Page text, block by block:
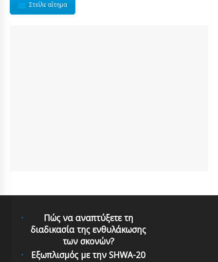
Στείλε αίτημα
Πώς να αναπτύξετε τη
διαδικασία της ενθυλάκωσης
των σκονών?
Εξωπλισμός με την SHWA-20